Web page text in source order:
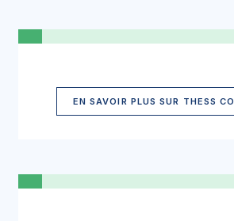
EN SAVOIR PLUS SUR THESS